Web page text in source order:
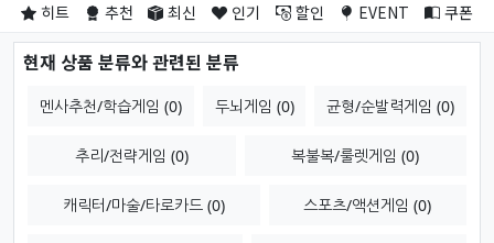
히트 추천 최신 인기 할인 EVENT 쿠폰
현재 상품 분류와 관련된 분류
멘사추천/학습게임 (0) 두뇌게임 (0) 균형/순발력게임 (0)
추리/전략게임 (0) 복불복/룰렛게임 (0)
캐릭터/마술/타로카드 (0) 스포츠/액션게임 (0)